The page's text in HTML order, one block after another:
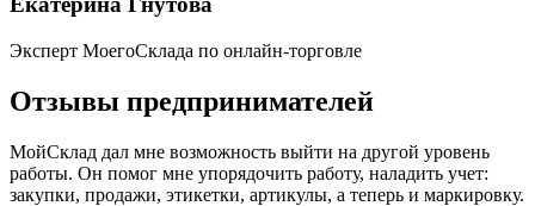
Эксперт МоегоСклада по онлайн‑торговле
Отзывы предпринимателей
МойСклад дал мне возможность выйти на другой уровень
работы. Он помог мне упорядочить работу, наладить учет:
закупки, продажи, этикетки, артикулы, а теперь и маркировку.